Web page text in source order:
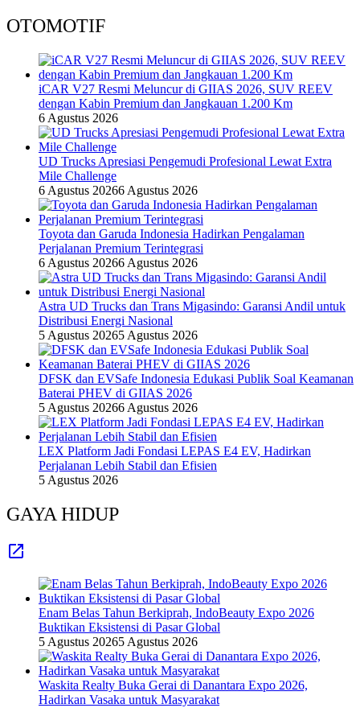
OTOMOTIF
iCAR V27 Resmi Meluncur di GIIAS 2026, SUV REEV
dengan Kabin Premium dan Jangkauan 1.200 Km
6 Agustus 2026
UD Trucks Apresiasi Pengemudi Profesional Lewat Extra
Mile Challenge
6 Agustus 20266 Agustus 2026
Toyota dan Garuda Indonesia Hadirkan Pengalaman
Perjalanan Premium Terintegrasi
6 Agustus 20266 Agustus 2026
Astra UD Trucks dan Trans Migasindo: Garansi Andil untuk
Distribusi Energi Nasional
5 Agustus 20265 Agustus 2026
DFSK dan EVSafe Indonesia Edukasi Publik Soal Keamanan
Baterai PHEV di GIIAS 2026
5 Agustus 20266 Agustus 2026
LEX Platform Jadi Fondasi LEPAS E4 EV, Hadirkan
Perjalanan Lebih Stabil dan Efisien
5 Agustus 2026
GAYA HIDUP
Enam Belas Tahun Berkiprah, IndoBeauty Expo 2026
Buktikan Eksistensi di Pasar Global
5 Agustus 20265 Agustus 2026
Waskita Realty Buka Gerai di Danantara Expo 2026,
Hadirkan Vasaka untuk Masyarakat